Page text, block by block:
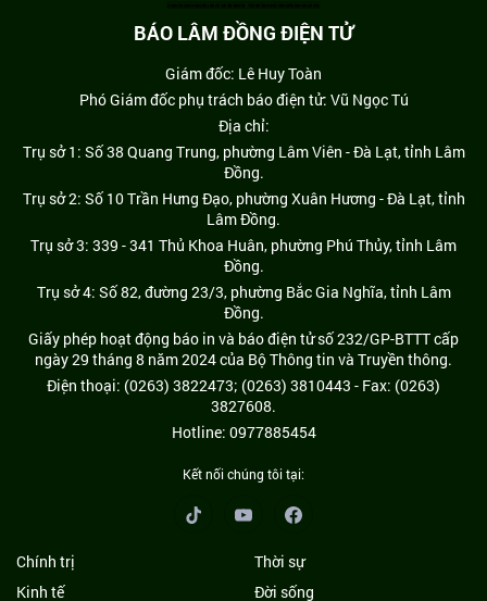
BÁO LÂM ĐỒNG ĐIỆN TỬ
Giám đốc: Lê Huy Toàn
Phó Giám đốc phụ trách báo điện tử: Vũ Ngọc Tú
Địa chỉ:
Trụ sở 1: Số 38 Quang Trung, phường Lâm Viên - Đà Lạt, tỉnh Lâm
Đồng.
Trụ sở 2: Số 10 Trần Hưng Đạo, phường Xuân Hương - Đà Lạt, tỉnh
Lâm Đồng.
Trụ sở 3: 339 - 341 Thủ Khoa Huân, phường Phú Thủy, tỉnh Lâm
Đồng.
Trụ sở 4: Số 82, đường 23/3, phường Bắc Gia Nghĩa, tỉnh Lâm
Đồng.
Giấy phép hoạt động báo in và báo điện tử số 232/GP-BTTT cấp
ngày 29 tháng 8 năm 2024 của Bộ Thông tin và Truyền thông.
Điện thoại: (0263) 3822473; (0263) 3810443 - Fax: (0263)
3827608.
Hotline: 0977885454
Kết nối chúng tôi tại:
Chính trị
Thời sự
Kinh tế
Đời sống